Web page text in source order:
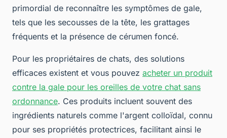
primordial de reconnaître les symptômes de gale,
tels que les secousses de la tête, les grattages
fréquents et la présence de cérumen foncé.
Pour les propriétaires de chats, des solutions
efficaces existent et vous pouvez acheter un produit
contre la gale pour les oreilles de votre chat sans
ordonnance. Ces produits incluent souvent des
ingrédients naturels comme l'argent colloïdal, connu
pour ses propriétés protectrices, facilitant ainsi le